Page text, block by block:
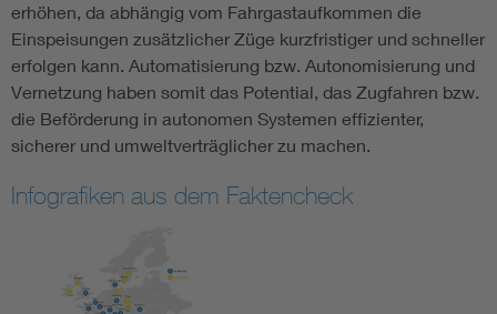
erhöhen, da abhängig vom Fahrgastaufkommen die
Einspeisungen zusätzlicher Züge kurzfristiger und schneller
erfolgen kann. Automatisierung bzw. Autonomisierung und
Vernetzung haben somit das Potential, das Zugfahren bzw.
die Beförderung in autonomen Systemen effizienter,
sicherer und umweltverträglicher zu machen.
Infografiken aus dem Faktencheck